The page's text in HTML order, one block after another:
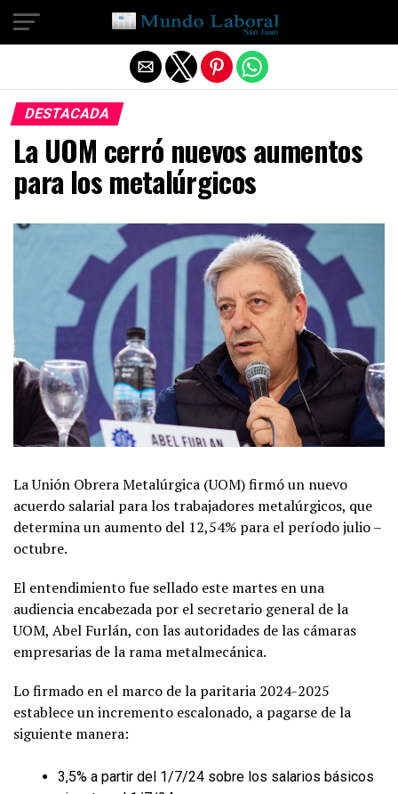
DESTACADA
La UOM cerró nuevos aumentos
para los metalúrgicos
La Unión Obrera Metalúrgica (UOM) firmó un nuevo
acuerdo salarial para los trabajadores metalúrgicos, que
determina un aumento del 12,54% para el período julio –
octubre.
El entendimiento fue sellado este martes en una
audiencia encabezada por el secretario general de la
UOM, Abel Furlán, con las autoridades de las cámaras
empresarias de la rama metalmecánica.
Lo firmado en el marco de la paritaria 2024-2025
establece un incremento escalonado, a pagarse de la
siguiente manera:
3,5% a partir del 1/7/24 sobre los salarios básicos
Salir de la versión móvil